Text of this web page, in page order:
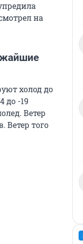
на
холод до
до -19
Ветер
Ветер того